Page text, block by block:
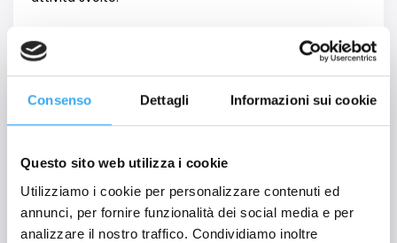
Consenso Dettagli Informazioni sui cookie
Questo sito web utilizza i cookie
Utilizziamo i cookie per personalizzare contenuti ed
annunci, per fornire funzionalità dei social media e per
analizzare il nostro traffico. Condividiamo inoltre
del tuo curriculum
, aiutandoti a valorizzare le
esperienze piùsignificative e i tuoi punti di forza. Al
subito un lavoro in linea con il suo percorso formativo.
Se dovesse servire piùtempo, non ti preoccupare.
placement post-stage personalizzato, grazie alla
collaborazione decennale con aziende di rilievo
internazionale.